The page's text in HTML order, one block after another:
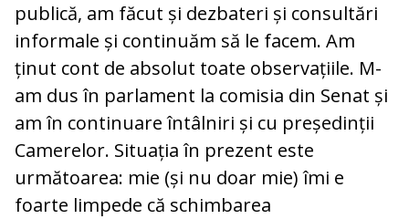
publică, am făcut și dezbateri și consultări
informale și continuăm să le facem. Am
ținut cont de absolut toate observațiile. M-
am dus în parlament la comisia din Senat și
am în continuare întâlniri și cu președinții
Camerelor. Situația în prezent este
următoarea: mie (și nu doar mie) îmi e
foarte limpede că schimbarea